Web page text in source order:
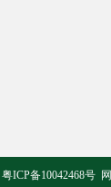
粤ICP备10042468号